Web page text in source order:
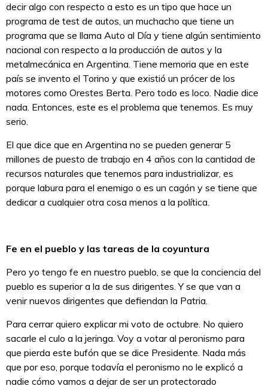
decir algo con respecto a esto es un tipo que hace un
programa de test de autos, un muchacho que tiene un
programa que se llama Auto al Día y tiene algún sentimiento
nacional con respecto a la producción de autos y la
metalmecánica en Argentina. Tiene memoria que en este
país se invento el Torino y que existió un prócer de los
motores como Orestes Berta. Pero todo es loco. Nadie dice
nada. Entonces, este es el problema que tenemos. Es muy
serio.
El que dice que en Argentina no se pueden generar 5
millones de puesto de trabajo en 4 años con la cantidad de
recursos naturales que tenemos para industrializar, es
porque labura para el enemigo o es un cagón y se tiene que
dedicar a cualquier otra cosa menos a la política.
Fe en el pueblo y las tareas de la coyuntura
Pero yo tengo fe en nuestro pueblo, se que la conciencia del
pueblo es superior a la de sus dirigentes. Y se que van a
venir nuevos dirigentes que defiendan la Patria.
Para cerrar quiero explicar mi voto de octubre. No quiero
sacarle el culo a la jeringa. Voy a votar al peronismo para
que pierda este bufón que se dice Presidente. Nada más
que por eso, porque todavía el peronismo no le explicó a
nadie cómo vamos a dejar de ser un protectorado